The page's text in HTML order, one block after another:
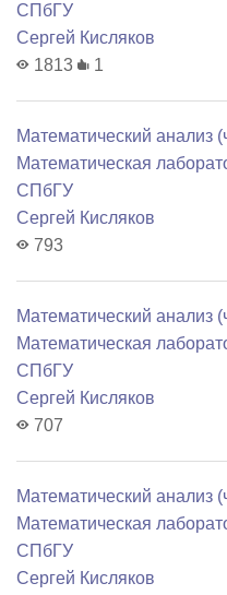
СПбГУ
Сергей Кисляков
1813
1
Математический анализ
Математичеcкая
СПбГУ
Сергей Кисляков
793
Математический анализ
Математичеcкая
СПбГУ
Сергей Кисляков
707
Математический анализ
Математичеcкая
СПбГУ
Сергей Кисляков